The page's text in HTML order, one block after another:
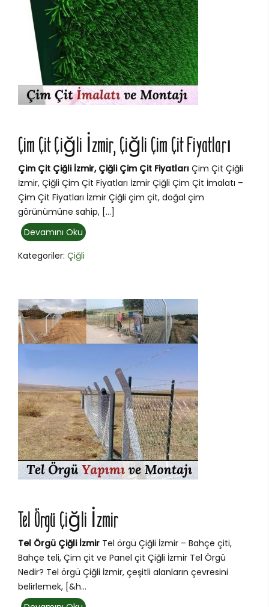
Çim Çit Çiğli İzmir, Çiğli Çim Çit Fiyatları
Çim Çit Çiğli İzmir, Çiğli Çim Çit Fiyatları Çim Çit Çiğli
İzmir, Çiğli Çim Çit Fiyatları İzmir Çiğli Çim Çit İmalatı –
Çim Çit Fiyatları İzmir Çiğli çim çit, doğal çim
görünümüne sahip, […]
Devamını Oku
Kategoriler: Çiğli
Tel Örgü Çiğli İzmir
Tel Örgü Çiğli İzmir Tel örgü Çiğli İzmir – Bahçe çiti,
Bahçe teli, Çim çit ve Panel çit Çiğli İzmir Tel Örgü
Nedir? Tel örgü Çiğli İzmir, çeşitli alanların çevresini
belirlemek, [&h...